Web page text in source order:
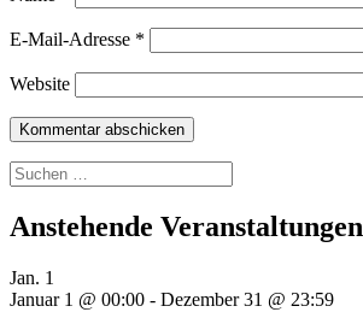
E-Mail-Adresse *
Website
Suchen
nach:
Anstehende Veranstaltungen
Jan. 1
Januar 1 @ 00:00 - Dezember 31 @ 23:59